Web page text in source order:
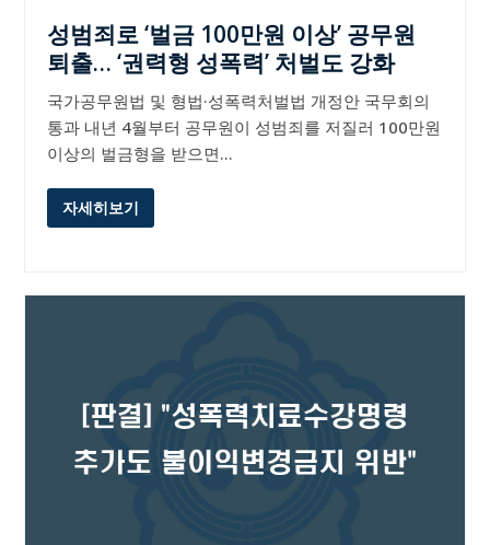
성범죄로 ‘벌금 100만원 이상’ 공무원
퇴출… ‘권력형 성폭력’ 처벌도 강화
국가공무원법 및 형법·성폭력처벌법 개정안 국무회의
통과 내년 4월부터 공무원이 성범죄를 저질러 100만원
이상의 벌금형을 받으면…
자세히보기